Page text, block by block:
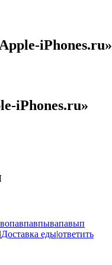
iPhones.ru»
iPhones.ru»
|Доставка еды|ответить